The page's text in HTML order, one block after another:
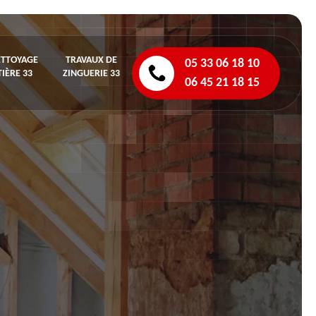
33
TRAVAUX DE
ZINGUERIE 33
05 33 06 18 10
06 45 21 18 15